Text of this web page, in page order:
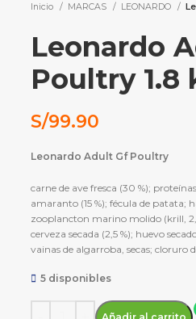
Inicio MARCAS LEONARDO
Leonardo
Poultry 1.8
S/99.90
Leonardo Adult Gf Poultry
carne de ave fresca (30 %);
amaranto (15 %); fécula de patata;
zooplancton marino molido (krill,
cerveza secada (2,5 %); huevo
vainas de algarroba, secas; cloruro
5 disponibles
Leonardo Adult Gf Poultry